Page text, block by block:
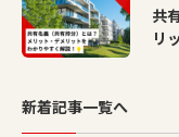
共
リ
新着記事一覧へ